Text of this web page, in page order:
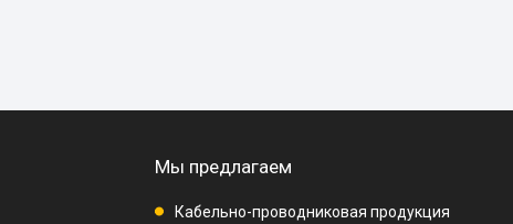
Мы предлагаем
Кабельно-проводниковая продукция